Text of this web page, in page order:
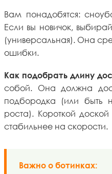
Вам понадобятся:
Если вы новичок,
(универсальная). Она
ошибки.
Как подобрать длину
собой. Она должна
подбородка (или
роста). Короткой доской
стабильнее на скорости.
Важно о ботинках: